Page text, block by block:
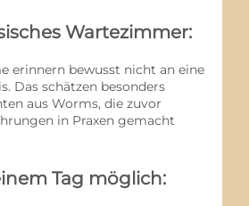
Wartezimmer:
erinnern bewusst nicht an eine
Das schätzen besonders
aus Worms, die zuvor
in Praxen gemacht
Tag möglich: